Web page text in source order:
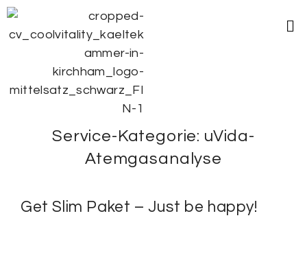
Service-Kategorie: uVida-
Atemgasanalyse
Get Slim Paket – Just be happy!